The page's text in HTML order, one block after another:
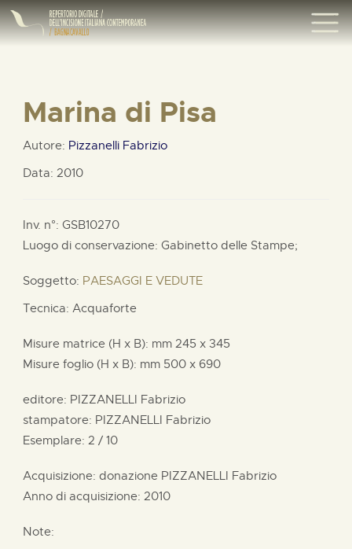
Marina di Pisa
Autore: Pizzanelli Fabrizio
Data: 2010
Inv. n°: GSB10270
Luogo di conservazione: Gabinetto delle Stampe;
Soggetto: PAESAGGI E VEDUTE
Tecnica: Acquaforte
Misure matrice (H x B): mm 245 x 345
Misure foglio (H x B): mm 500 x 690
editore: PIZZANELLI Fabrizio
stampatore: PIZZANELLI Fabrizio
Esemplare: 2 / 10
Acquisizione: donazione PIZZANELLI Fabrizio
Anno di acquisizione: 2010
Note: